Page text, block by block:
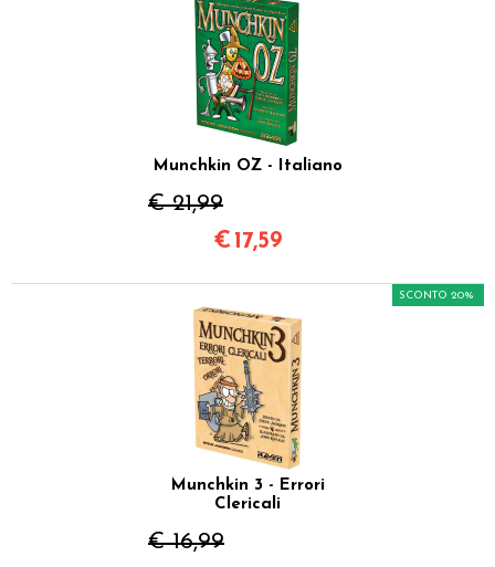
Munchkin OZ - Italiano
€ 21,99
€ 17,59
Munchkin 3 - Errori
Clericali
€ 16,99
SCONTO 20%